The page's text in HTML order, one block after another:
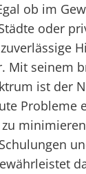
ob im
oder
Mit seinem
ist der
Probleme